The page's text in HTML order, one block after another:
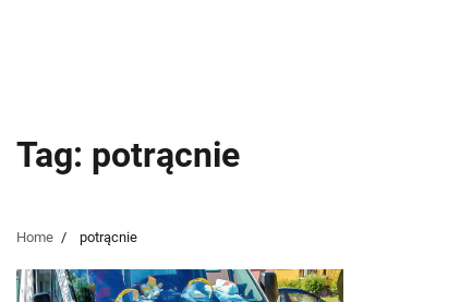
Tag: potrącnie
Home potrącnie